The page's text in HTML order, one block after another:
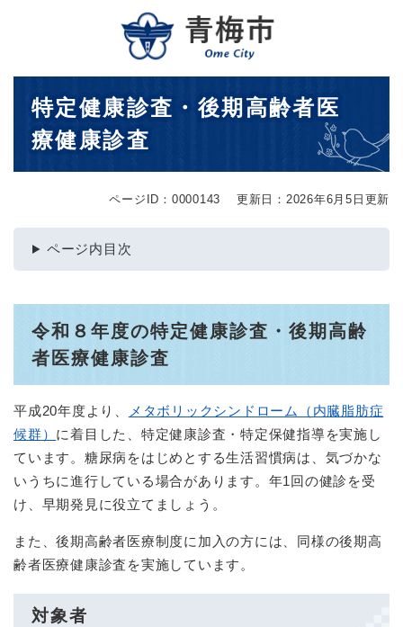
メニューを飛ばして本文へ
特定健康診査・後期高齢者医
療健康診査
ページID：0000143 更新日：2026年6月5日更新
ページ内目次
令和８年度の特定健康診査・後期高齢
者医療健康診査
平成20年度より、
メタボリックシンドローム（内臓脂肪症
候群） に着目した、特定健康診査・特定保健指導を実施し
ています。糖尿病をはじめとする生活習慣病は、気づかな
いうちに進行している場合があります。年1回の健診を受
け、早期発見に役立てましょう。
また、後期高齢者医療制度に加入の方には、同様の後期高
齢者医療健康診査を実施しています。
対象者